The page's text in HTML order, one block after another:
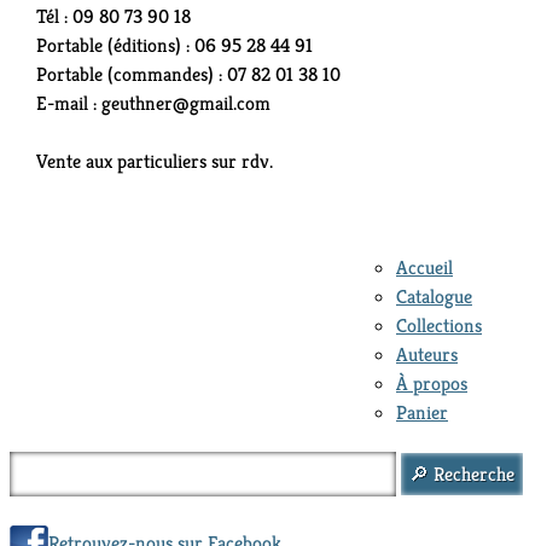
Tél : 09 80 73 90 18
Portable (éditions) : 06 95 28 44 91
Portable (commandes) : 07 82 01 38 10
E-mail : geuthner@gmail.com
Vente aux particuliers sur rdv.
Accueil
Catalogue
Collections
Auteurs
À propos
Panier